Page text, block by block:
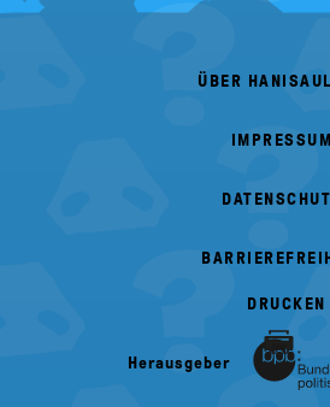
ÜBER
IMPRESSUM
DRUCKEN
Herausgeber